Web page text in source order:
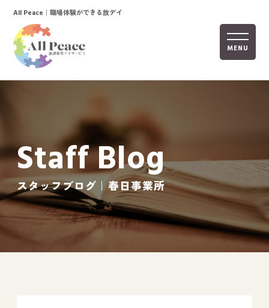
MENU
ホーム
活動内容
ご利用までの流れ
採用情報
自己評価表
All Peace ｜職場体験ができる放デイ
Staff Blog
スタッフブログ｜春日事業所